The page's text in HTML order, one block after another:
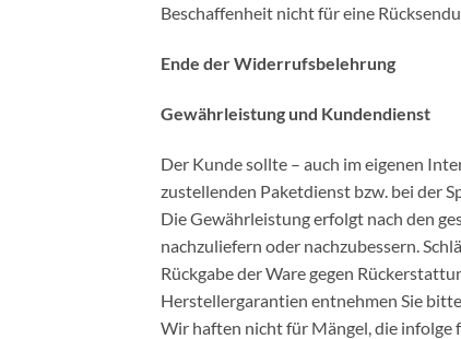
Beschaffenheit nicht für eine
Ende der Widerrufsbelehrung
Gewährleistung und Kundendienst
Der Kunde sollte – auch im eigenen
zustellenden Paketdienst bzw. bei der
Die Gewährleistung erfolgt nach den
nachzuliefern oder nachzubessern.
Rückgabe der Ware gegen
Herstellergarantien entnehmen Sie
Wir haften nicht für Mängel, die infolge